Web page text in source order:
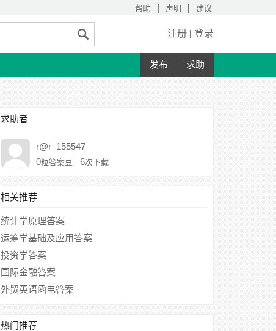
帮助 | 声明 | 建议
注册 | 登录
发布 求助
求助者
r@r_155547
0粒答案豆 6次下载
相关推荐
统计学原理答案
运筹学基础及应用答案
投资学答案
国际金融答案
外贸英语函电答案
热门推荐